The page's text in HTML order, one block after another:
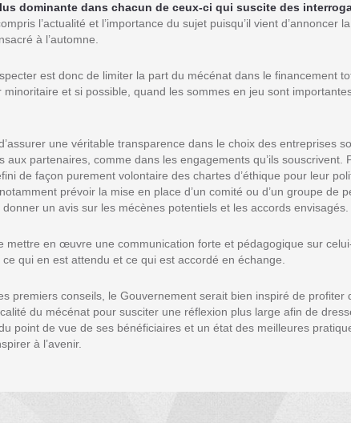
dominante dans chacun de ceux-ci qui suscite des
l’actualité et l’importance du sujet puisqu’il vient d’annoncer
à l’automne.
est donc de limiter la part du mécénat dans le financement
minoritaire et si possible, quand les sommes en jeu sont
une véritable transparence dans le choix des entreprises
aux partenaires, comme dans les engagements qu’ils souscrivent.
de façon purement volontaire des chartes d’éthique pour leur
prévoir la mise en place d’un comité ou d’un groupe de
un avis sur les mécènes potentiels et les accords envisagés.
mettre en œuvre une communication forte et pédagogique sur
qui en est attendu et ce qui est accordé en échange.
premiers conseils, le Gouvernement serait bien inspiré de profiter
du mécénat pour susciter une réflexion plus large afin de
point de vue de ses bénéficiaires et un état des meilleures
à l’avenir.